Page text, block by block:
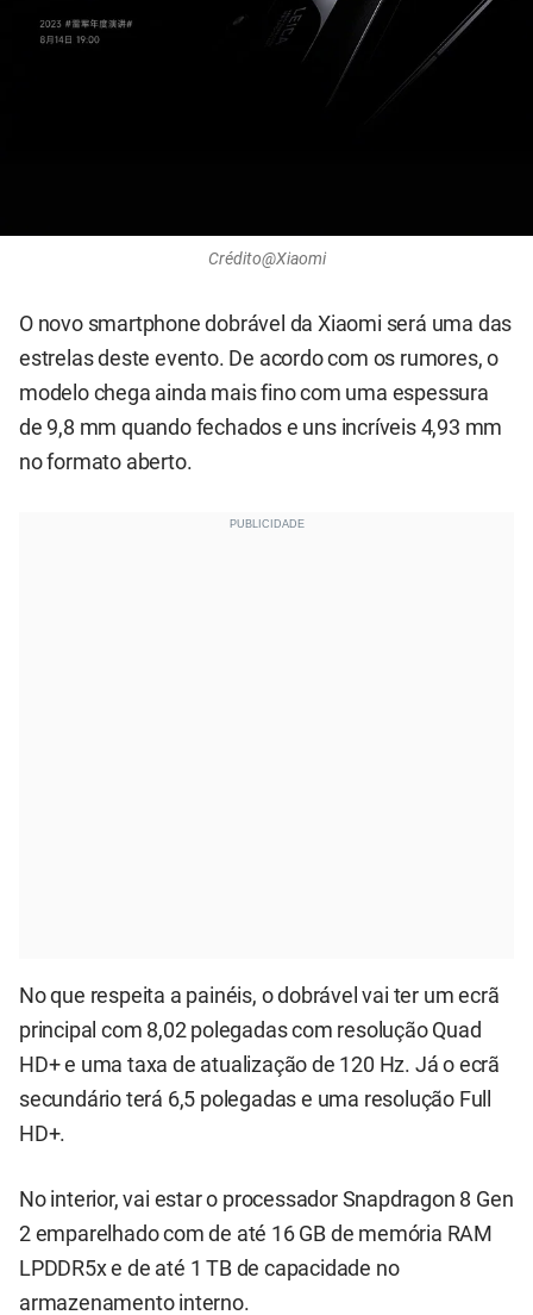
Crédito@Xiaomi
O novo smartphone dobrável da Xiaomi será uma das
estrelas deste evento. De acordo com os rumores, o
modelo chega ainda mais fino com uma espessura
de 9,8 mm quando fechados e uns incríveis 4,93 mm
no formato aberto.
No que respeita a painéis, o dobrável vai ter um ecrã
principal com 8,02 polegadas com resolução Quad
HD+ e uma taxa de atualização de 120 Hz. Já o ecrã
secundário terá 6,5 polegadas e uma resolução Full
HD+.
No interior, vai estar o processador Snapdragon 8 Gen
2 emparelhado com de até 16 GB de memória RAM
LPDDR5x e de até 1 TB de capacidade no
armazenamento interno.